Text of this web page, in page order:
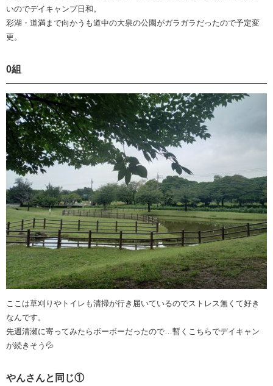
いのでデイキャンプ日和。
彩湖・道満まで向かうも道中の大泉の公園がガラガラだったので予定変
更。
0組
ここは草刈りやトイレも清掃が行き届いているのでストレス無くて好き
なんです。
先週清瀬に寄ってみたらボーボーだったので…暫くこちらでデイキャン
が続きそう💦
やんさんと同じ①